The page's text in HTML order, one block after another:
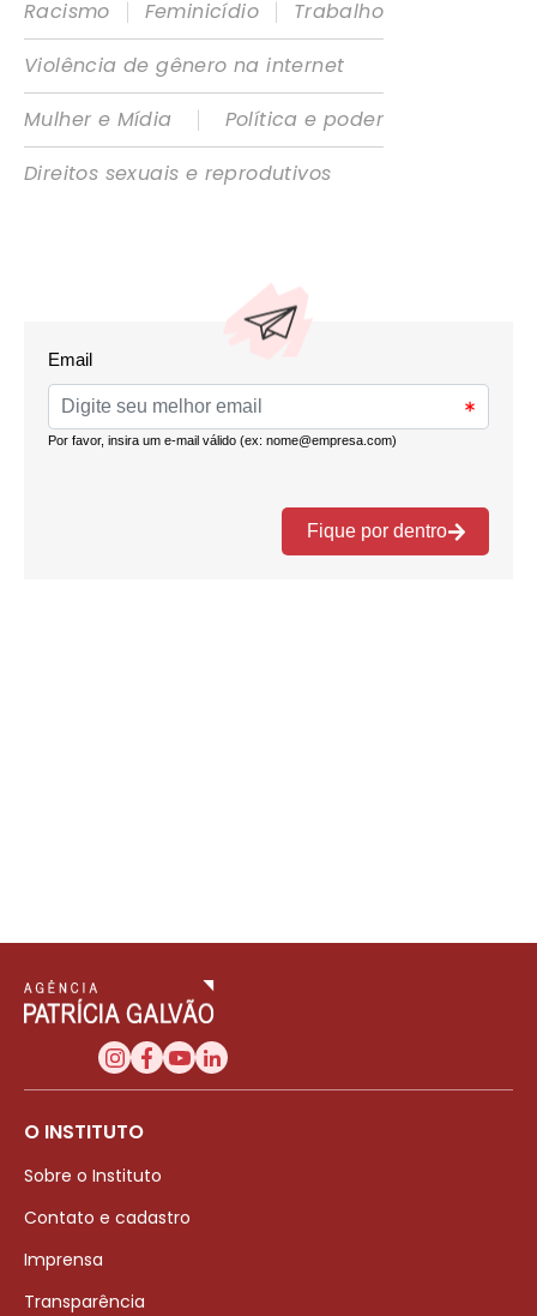
Racismo | Feminicídio |
Trabalho
Violência de gênero na internet
Mulher e Mídia
|
Política e poder
Direitos sexuais e reprodutivos
O INSTITUTO
Sobre o Instituto
Contato e cadastro
Imprensa
Transparência